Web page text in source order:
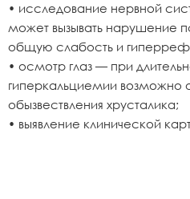
• исследование нервной
может вызывать нарушение
общую слабость и
• осмотр глаз — при
гиперкальциемии возможно
обызвествления хрусталика;
• выявление клинической